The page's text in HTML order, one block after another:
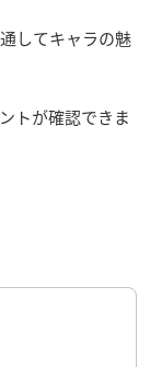
してキャラの魅
トが確認できま